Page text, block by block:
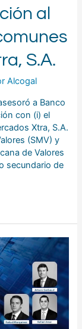
al
S.A.
Alcogal
a Banco
con (i) el
Xtra, S.A.
(SMV) y
de Valores
secundario de